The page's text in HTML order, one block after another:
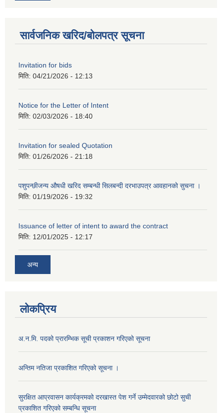
सार्वजनिक खरिद/बोलपत्र सूचना
Invitation for bids
मिति: 04/21/2026 - 12:13
Notice for the Letter of Intent
मिति: 02/03/2026 - 18:40
Invitation for sealed Quotation
मिति: 01/26/2026 - 21:18
पशुपन्छीजन्य औषधी खरिद सम्बन्धी सिलबन्दी दरभाउपत्र आवहानको सुचना ।
मिति: 01/19/2026 - 19:32
Issuance of letter of intent to award the contract
मिति: 12/01/2025 - 12:17
अन्य
लोकप्रिय
अ.न.मि. पदको प्रारम्भिक सूची प्रकाशन गरिएको सूचना
अन्तिम नतिजा प्रकाशित गरिएको सूचना ।
सुरक्षित आप्रवासन कार्यक्रमको दरखास्त पेश गर्ने उम्मेदवारको छोटो सुची
प्रकाशित गरिएको सम्बन्धि सूचना